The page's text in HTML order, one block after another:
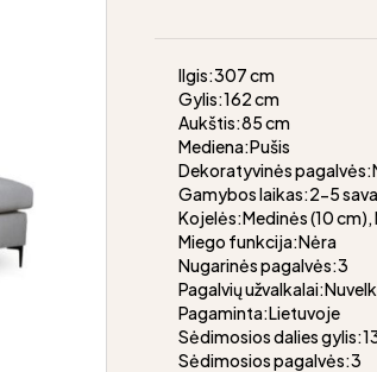
Ilgis:307 cm
Gylis:162 cm
Aukštis:85 cm
Mediena:Pušis
Dekoratyvinės
Gamybos laikas:2-5
Kojelės:Medinės (10 cm),
Miego funkcija:Nėra
Nugarinės pagalvės:3
Pagalvių
Pagaminta:Lietuvoje
Sėdimosios dalies
Sėdimosios pagalvės:3